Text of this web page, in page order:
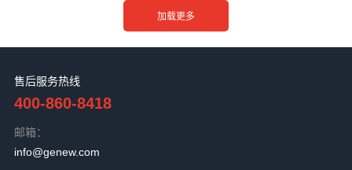
售后服务热线
400-860-8418
邮箱：
info@genew.com